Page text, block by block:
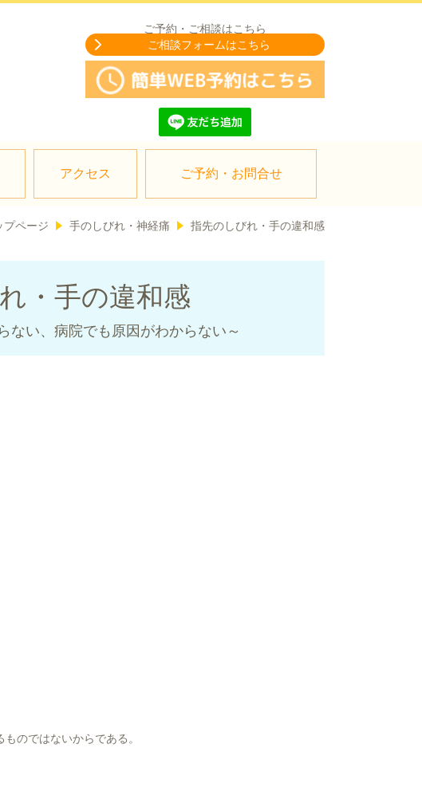
ご予約・ご相談はこちら
ご相談フォームはこちら
アクセス ご予約・お問合せ
プページ 手のしびれ・神経痛 指先のしびれ・手の違和感
・手の違和感
ない、病院でも原因がわからない～
のではないからである。